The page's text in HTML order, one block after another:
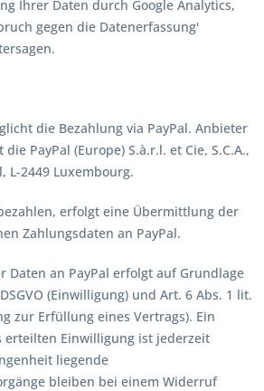
Ihrer Daten durch Google Analytics,
gegen die Datenerfassung'
die Bezahlung via PayPal. Anbieter
PayPal (Europe) S.à.r.l. et Cie, S.C.A.,
L-2449 Luxembourg.
erfolgt eine Übermittlung der
Zahlungsdaten an PayPal.
Daten an PayPal erfolgt auf Grundlage
(Einwilligung) und Art. 6 Abs. 1 lit.
zur Erfüllung eines Vertrags). Ein
Einwilligung ist jederzeit
liegende
bleiben bei einem Widerruf